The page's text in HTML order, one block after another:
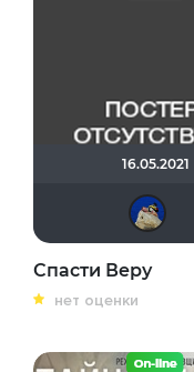
16.05.2021
Спасти Веру
нет оценки